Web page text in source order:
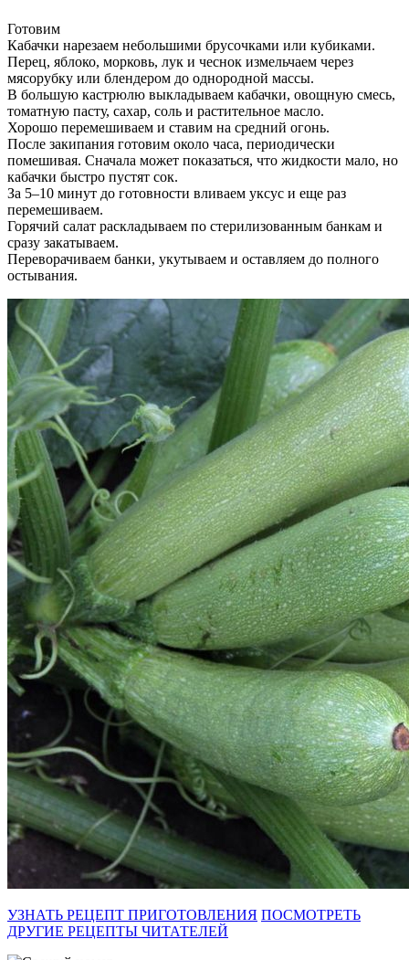
Готовим
Кабачки нарезаем небольшими брусочками или кубиками.
Перец, яблоко, морковь, лук и чеснок измельчаем через
мясорубку или блендером до однородной массы.
В большую кастрюлю выкладываем кабачки, овощную смесь,
томатную пасту, сахар, соль и растительное масло.
Хорошо перемешиваем и ставим на средний огонь.
После закипания готовим около часа, периодически
помешивая. Сначала может показаться, что жидкости мало, но
кабачки быстро пустят сок.
За 5–10 минут до готовности вливаем уксус и еще раз
перемешиваем.
Горячий салат раскладываем по стерилизованным банкам и
сразу закатываем.
Переворачиваем банки, укутываем и оставляем до полного
остывания.
УЗНАТЬ РЕЦЕПТ ПРИГОТОВЛЕНИЯ ПОСМОТРЕТЬ
ДРУГИЕ РЕЦЕПТЫ ЧИТАТЕЛЕЙ